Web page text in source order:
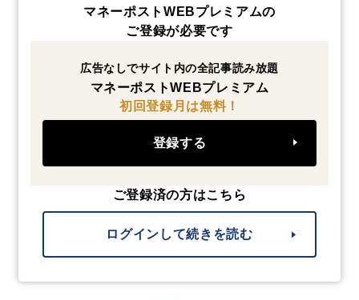
マネーポストWEBプレミアムの
ご登録が必要です
広告なしでサイト内の全記事読み放題
マネーポストWEBプレミアム
初回登録月は無料！
登録する
ご登録済の方はこちら
ログインして続きを読む